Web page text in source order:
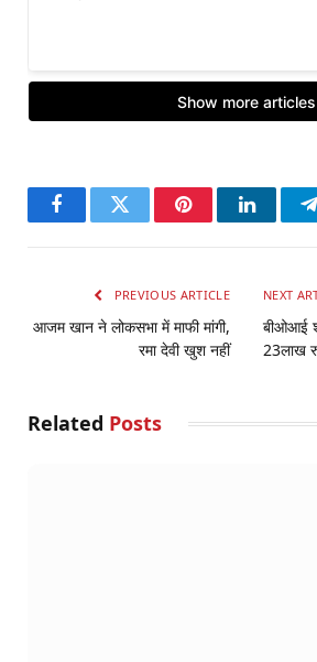
FacebookTwitter PinterestLinkedIn
PREVIOUS ARTICLE
आजम खान ने लोकसभा में माफी मांगी,
रमा देवी खुश नहीं
NEXT
बीओआई
23लाख
Related Posts